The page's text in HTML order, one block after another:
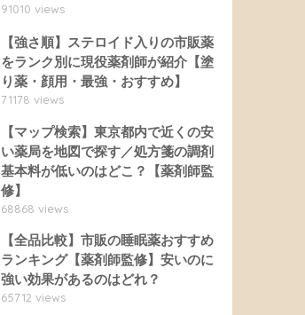
91010 views
【強さ順】ステロイド入りの市販薬
をランク別に現役薬剤師が紹介【塗
り薬・顔用・最強・おすすめ】
71178 views
【マップ検索】東京都内で近くの安
い薬局を地図で探す／処方箋の調剤
基本料が低いのはどこ？【薬剤師監
修】
68868 views
【全品比較】市販の睡眠薬おすすめ
ランキング【薬剤師監修】安いのに
強い効果があるのはどれ？
65712 views